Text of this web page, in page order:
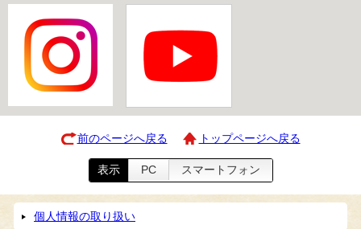
前のページへ戻る トップページへ戻る
表示 PC スマートフォン
個人情報の取り扱い